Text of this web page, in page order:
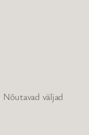
Nõutavad väljad